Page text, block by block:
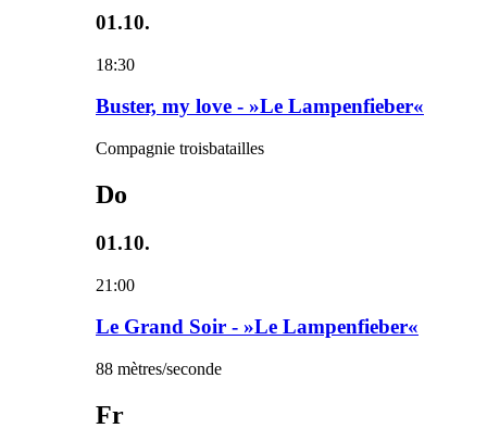
01.10.
18:30
Buster, my love - »Le Lampenfieber«
Compagnie troisbatailles
Do
01.10.
21:00
Le Grand Soir - »Le Lampenfieber«
88 mètres/seconde
Fr